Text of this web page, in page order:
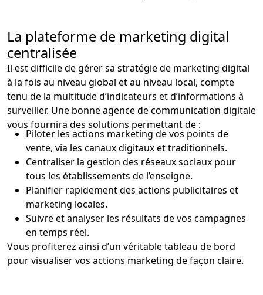
La plateforme de marketing digital
centralisée
Il est difficile de gérer sa stratégie de marketing digital
à la fois au niveau global et au niveau local, compte
tenu de la multitude d’indicateurs et d’informations à
surveiller. Une bonne agence de communication digitale
vous fournira des solutions permettant de :
Piloter les actions marketing de vos points de
vente, via les canaux digitaux et traditionnels.
Centraliser la gestion des réseaux sociaux pour
tous les établissements de l’enseigne.
Planifier rapidement des actions publicitaires et
marketing locales.
Suivre et analyser les résultats de vos campagnes
en temps réel.
Vous profiterez ainsi d’un véritable tableau de bord
pour visualiser vos actions marketing de façon claire.